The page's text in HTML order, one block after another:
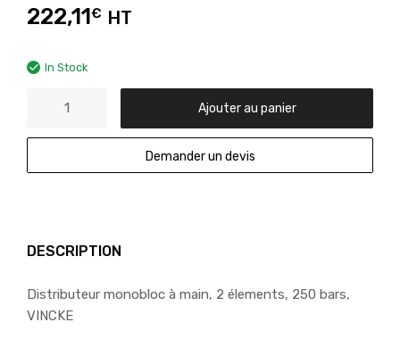
222,11€ HT
In Stock
Ajouter au panier
Demander un devis
DESCRIPTION
Distributeur monobloc à main, 2 élements, 250 bars,
VINCKE